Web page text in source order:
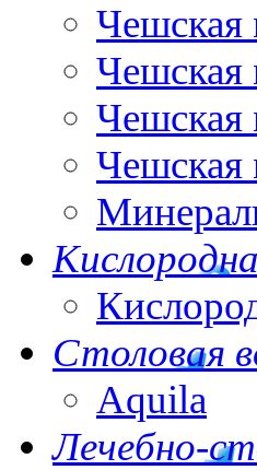
Чешская
Чешская
Чешская
Чешская
Столовая
Aquila
Лечебно-